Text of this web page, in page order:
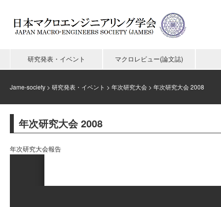
研究発表・イベント マクロレビュー(論文誌)
Jame-society > 研究発表・イベント > 年次研究大会 > 年次研究大会 2008
年次研究大会 2008
年次研究大会報告